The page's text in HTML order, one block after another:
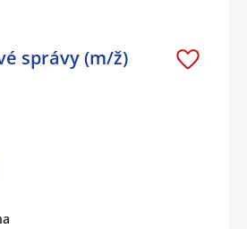
správy (m/ž)